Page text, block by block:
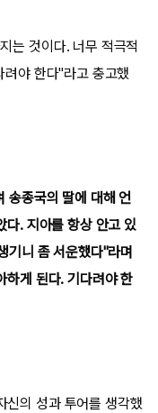
는 것이다. 너무 적극적
야 한다"라고 충고했
송종국의 딸에 대해 언
다. 지아를 항상 안고 있
기니 좀 서운했다"라며
하게 된다. 기다려야 한
신의 성과 투어를 생각했